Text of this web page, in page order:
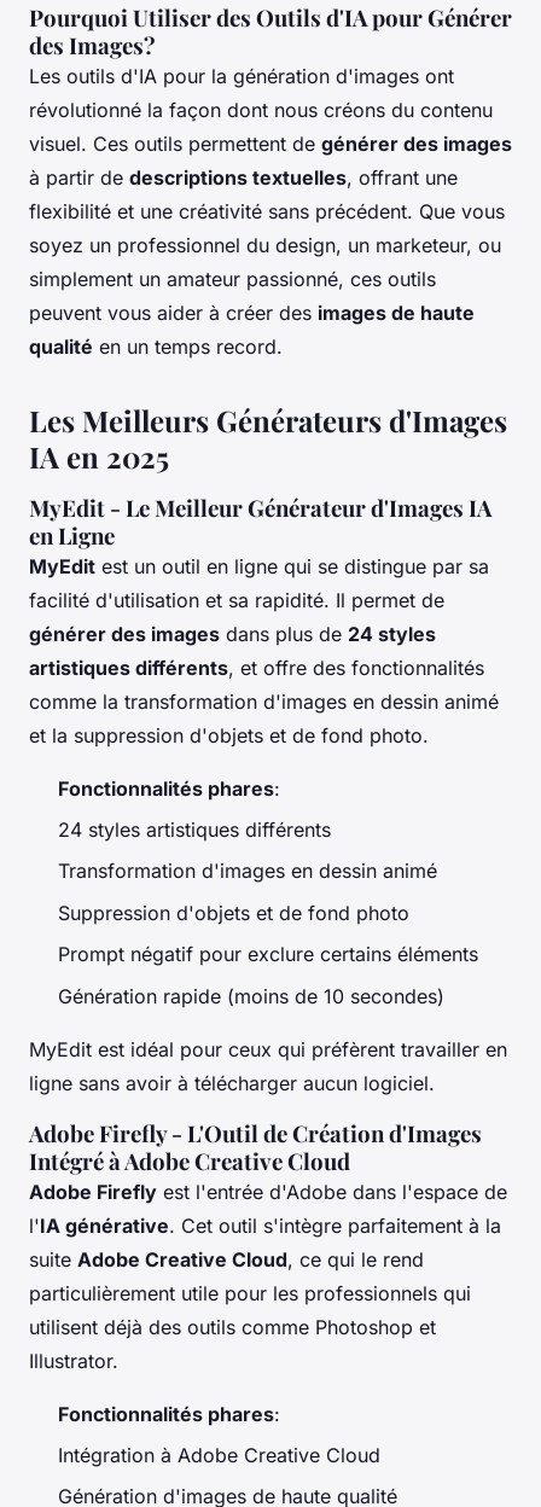
Pourquoi Utiliser des Outils d'IA pour Générer
des Images?
Les outils d'IA pour la génération d'images ont
révolutionné la façon dont nous créons du contenu
visuel. Ces outils permettent de générer des images
à partir de descriptions textuelles, offrant une
flexibilité et une créativité sans précédent. Que vous
soyez un professionnel du design, un marketeur, ou
simplement un amateur passionné, ces outils
peuvent vous aider à créer des images de haute
qualité en un temps record.
Les Meilleurs Générateurs d'Images
IA en 2025
MyEdit - Le Meilleur Générateur d'Images IA
en Ligne
MyEdit est un outil en ligne qui se distingue par sa
facilité d'utilisation et sa rapidité. Il permet de
générer des images dans plus de 24 styles
artistiques différents, et offre des fonctionnalités
comme la transformation d'images en dessin animé
et la suppression d'objets et de fond photo.
Fonctionnalités phares:
24 styles artistiques différents
Transformation d'images en dessin animé
Suppression d'objets et de fond photo
Prompt négatif pour exclure certains éléments
Génération rapide (moins de 10 secondes)
MyEdit est idéal pour ceux qui préfèrent travailler en
ligne sans avoir à télécharger aucun logiciel.
Adobe Firefly - L'Outil de Création d'Images
Intégré à Adobe Creative Cloud
Adobe Firefly est l'entrée d'Adobe dans l'espace de
l'IA générative. Cet outil s'intègre parfaitement à la
suite Adobe Creative Cloud, ce qui le rend
particulièrement utile pour les professionnels qui
utilisent déjà des outils comme Photoshop et
Illustrator.
Fonctionnalités phares:
Intégration à Adobe Creative Cloud
Génération d'images de haute qualité